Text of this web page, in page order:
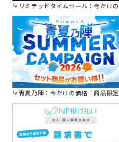
リミテッドタイムセール：今だけの限定セール。
青夏乃陣：今だけの価格！商品限定セール開催中です。